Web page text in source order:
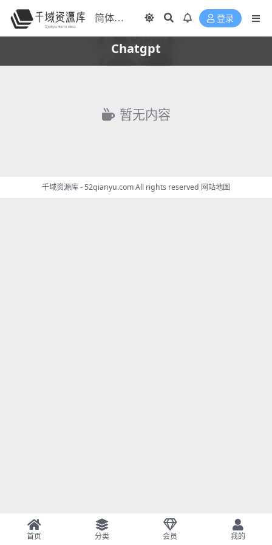
登录
Chatgpt
暂无内容
千域资源库 - 52qianyu.com All rights reserved 网站地图
首页 分类 会员 我的